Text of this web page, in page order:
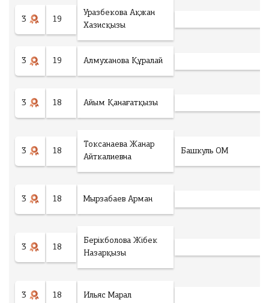
3 19
Уразбекова Ақжан
Хазисқызы
3 19 Алмуханова Құралай
3 18 Айым Қанағатқызы
3 18
Токсанаева Жанар
Айткалиевна
Башкуль ОМ
3 18 Мырзабаев Арман
3 18
Берікболова Жібек
Назарқызы
3 18 Ильяс Марал